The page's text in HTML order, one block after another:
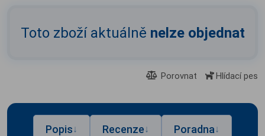
Toto zboží aktuálně nelze objednat
Porovnat Hlídací pes
Popis↓ Recenze↓ Poradna↓